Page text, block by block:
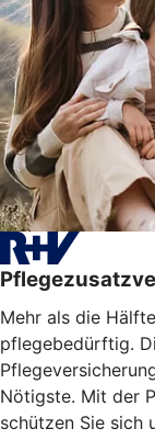
Mehr als die
pflegebedürftig.
Nötigste. Mit der
schützen Sie sich